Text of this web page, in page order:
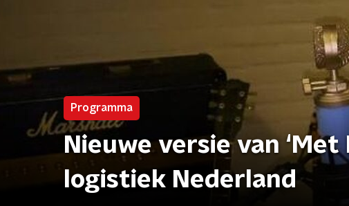
Programma
Nieuwe versie van ‘Met
logistiek Nederland